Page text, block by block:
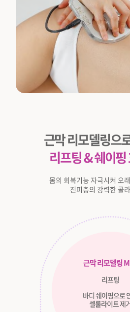
근막 리모델링으
리프팅 & 쉐이
몸의 회복기능 자극시켜 오
진피층의 강력한 콜
근막 리모델링
리프팅
바디 쉐이핑으로
셀룰라이트 제